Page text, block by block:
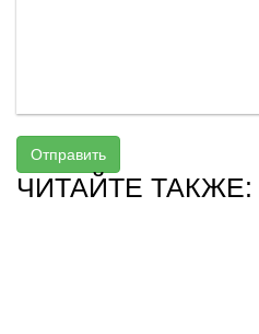
Отправить
ЧИТАЙТЕ ТАКЖЕ: